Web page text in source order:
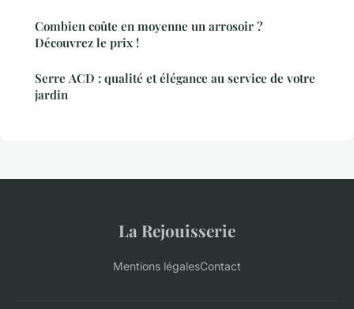
Combien coûte en moyenne un arrosoir ?
Découvrez le prix !
Serre ACD : qualité et élégance au service de votre
jardin
La Rejouisserie
Mentions légalesContact